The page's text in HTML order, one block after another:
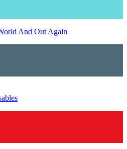
And Out Again